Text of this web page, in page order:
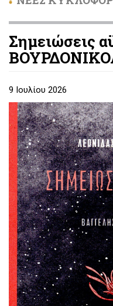
Σημειώσεις
9 Ιουλίου 2026